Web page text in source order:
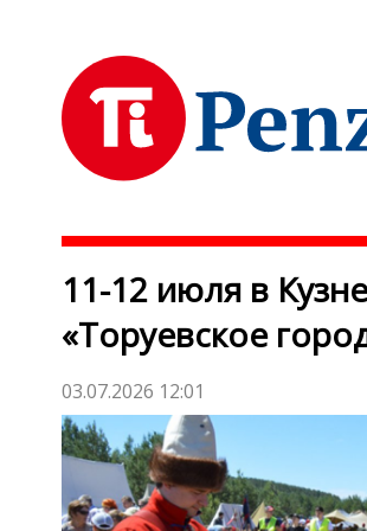
11-12 июля в
«Торуевское
03.07.2026 12:01